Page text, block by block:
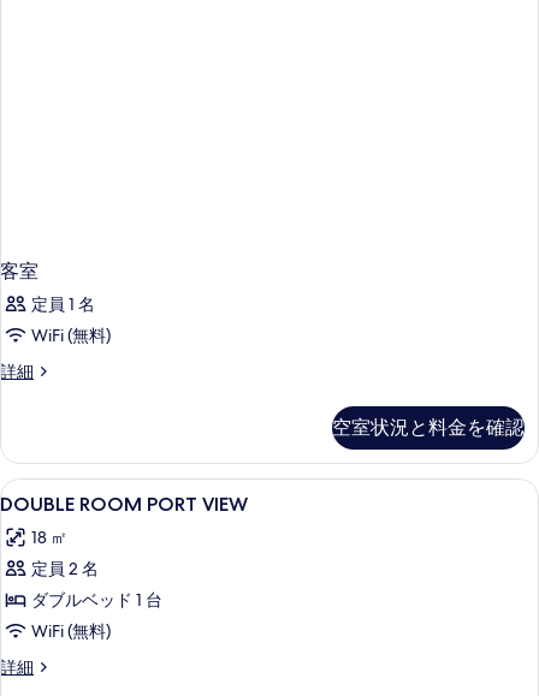
客室
定員 1 名
WiFi (無料)
詳細
客
細
空室状況と料金を確認
DOUBLE
ROOM
PORT
VIEW
の
す
べ
1 室のベッドルーム、ミニバー、セ
4
DOUBLE ROOM PORT VIEW
18 ㎡
定員 2 名
ダブルベッド 1 台
WiFi (無料)
詳細
DOUBLE